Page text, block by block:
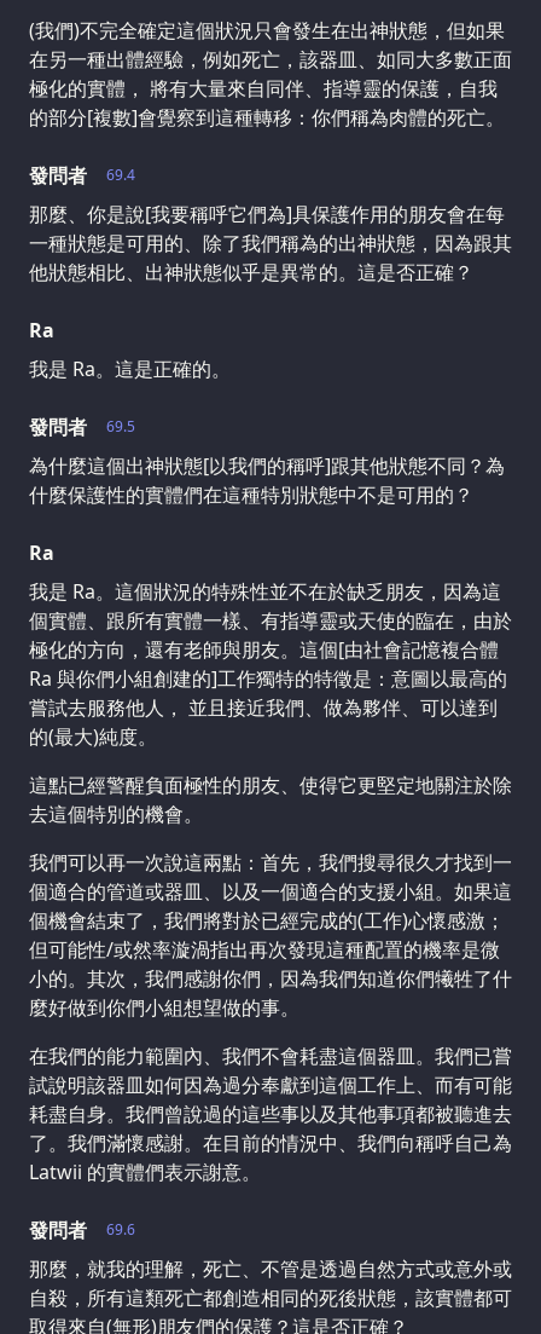
(我們)不完全確定這個狀況只會發生在出神狀態，但如果
在另一種出體經驗，例如死亡，該器皿、如同大多數正面
極化的實體， 將有大量來自同伴、指導靈的保護，自我
的部分[複數]會覺察到這種轉移：你們稱為肉體的死亡。
69.4
發問者
那麼、你是說[我要稱呼它們為]具保護作用的朋友會在每
一種狀態是可用的、除了我們稱為的出神狀態，因為跟其
他狀態相比、出神狀態似乎是異常的。這是否正確？
Ra
我是 Ra。這是正確的。
69.5
發問者
為什麼這個出神狀態[以我們的稱呼]跟其他狀態不同？為
什麼保護性的實體們在這種特別狀態中不是可用的？
Ra
我是 Ra。這個狀況的特殊性並不在於缺乏朋友，因為這
個實體、跟所有實體一樣、有指導靈或天使的臨在，由於
極化的方向，還有老師與朋友。這個[由社會記憶複合體
Ra 與你們小組創建的]工作獨特的特徵是：意圖以最高的
嘗試去服務他人， 並且接近我們、做為夥伴、可以達到
的(最大)純度。
這點已經警醒負面極性的朋友、使得它更堅定地關注於除
去這個特別的機會。
我們可以再一次說這兩點：首先，我們搜尋很久才找到一
個適合的管道或器皿、以及一個適合的支援小組。如果這
個機會結束了，我們將對於已經完成的(工作)心懷感激；
但可能性/或然率漩渦指出再次發現這種配置的機率是微
小的。其次，我們感謝你們，因為我們知道你們犧牲了什
麼好做到你們小組想望做的事。
在我們的能力範圍內、我們不會耗盡這個器皿。我們已嘗
試說明該器皿如何因為過分奉獻到這個工作上、而有可能
耗盡自身。我們曾說過的這些事以及其他事項都被聽進去
了。我們滿懷感謝。在目前的情況中、我們向稱呼自己為
Latwii 的實體們表示謝意。
69.6
發問者
那麼，就我的理解，死亡、不管是透過自然方式或意外或
自殺，所有這類死亡都創造相同的死後狀態，該實體都可
取得來自(無形)朋友們的保護？這是否正確？